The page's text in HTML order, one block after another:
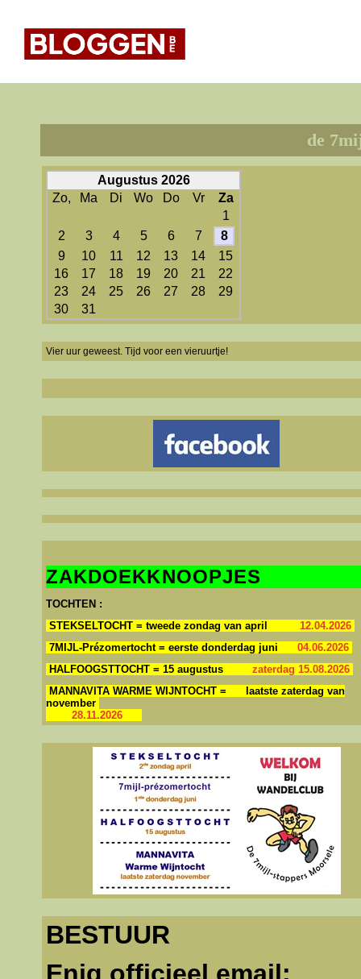
de
Augustus 2026
Zo,
Ma Di Wo Do Vr
Za
1
2
3 4 5 6 7
8
9
10 11 12 13 14
15
16
17 18 19 20 21
22
23
24 25 26 27 28
29
30
31
Vier uur geweest. Tijd voor een vieruurtje!
ZAKDOEKKNOOPJES
TOCHTEN :
STEKSELTOCHT = tweede zondag van april 12.04.2026
7MIJL-Prézomertocht = eerste donderdag juni 04.06.2026
HALFOOGSTTOCHT = 15 augustus zaterdag 15.08.2026
MANNAVITA WARME WIJNTOCHT = laatste zaterdag van
november
28.11.2026
BESTUUR
Enig officieel email:
Niet de